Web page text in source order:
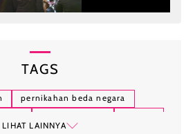
TAGS
pernikahan beda negara
LIHAT LAINNYA